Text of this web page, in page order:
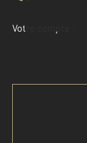
Votre compte :